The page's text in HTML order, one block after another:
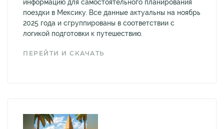
информацию для самостоятельного планирования
поездки в Мексику. Все данные актуальны на ноябрь
2025 года и сгруппированы в соответствии с
логикой подготовки к путешествию.
ПЕРЕЙТИ И СКАЧАТЬ